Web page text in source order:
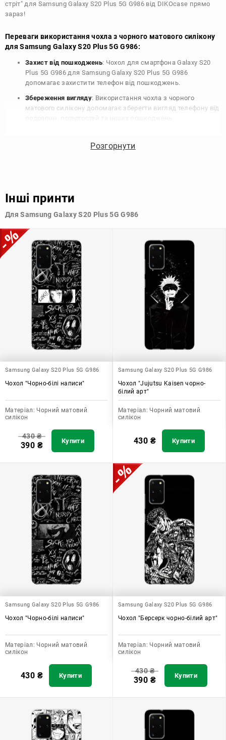
стріт" для Samsung Galaxy S20 Plus 5G G986 від DIKOcase прямо
зараз!
Переваги використання чохла з чорного матового силікону
для Samsung Galaxy S20 Plus 5G G986:
Захист від пошкоджень: Чохол для смартфона Galaxy S20
Plus 5G G986 для Samsung Galaxy S20 Plus 5G G986
допомагає захистити телефон від пошкоджень.
Збереження вигляду: Використання чохла з чорного
матового силікону допомагає зберегти вигляд телефону від
для Samsung Galaxy S20 Plus 5G G986 допомагає зберегти
силікону дозволяє підібрати той, що найбільше відповідає
допомагає захистити ваш пристрій, зберегти його цінність і
додати зручності в користуванні.
Розгорнути
Інші принти
Для Samsung Galaxy S20 Plus 5G G986
Samsung Galaxy S20 Plus 5G G986
Чохол "Чорно-білі написи"
Матеріал: Чорний матовий
силікон
430₴
390 ₴ Купити
Samsung Galaxy S20 Plus 5G G986
Чохол "Jujutsu Kaisen чорно-
білий арт"
Матеріал: Чорний матовий
силікон
430 ₴ Купити
Samsung Galaxy S20 Plus 5G G986
Чохол "Чорно-білі написи"
Матеріал: Чорний матовий
силікон
430 ₴ Купити
Samsung Galaxy S20 Plus 5G G986
Чохол "Берсерк чорно-білий арт"
Матеріал: Чорний матовий
силікон
430₴
390 ₴ Купити